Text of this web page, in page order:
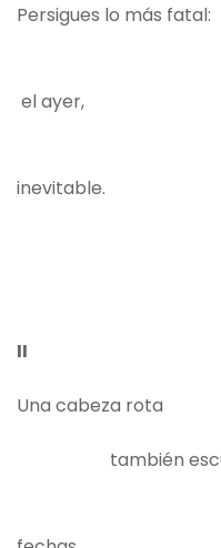
Persigues lo más fatal:
el ayer,
inevitable.
II
Una cabeza rota
también